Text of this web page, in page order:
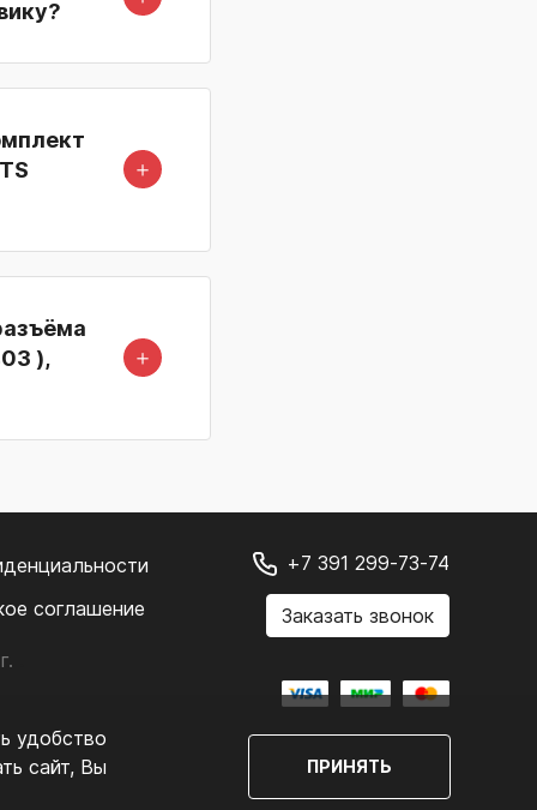
＋
),
＋
удобство
сайт, Вы
ПРИНЯТЬ
соглашение
+7 391 299-73-74
Заказать звонок